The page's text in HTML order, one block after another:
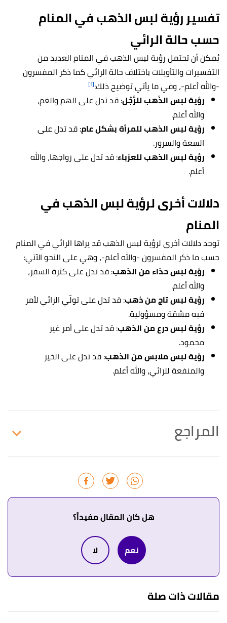
تفسير رؤية لبس الذهب في المنام
حسب حالة الرائي
يُمكن أن تحتمل رؤية لبس الذهب في المنام العديد من
التفسيرات والتأويلات باختلاف حالة الرائي كما ذكر المفسرون
-والله أعلم-، وفي ما يأتي توضيح ذلك:[١]
رؤية لبس الذَهب للرَّجُل: قد تدل على الهم والغم،
والله أعلم.
رؤية لبس الذهب للمرأة بشكل عام: قد تدل على
السعة والسرور.
رؤية لبس الذهب للعزباء: قد تدل على زواجها، والله
أعلم.
دلالات أخرى لرؤية لبس الذهب في
المنام
توجد دلالات أخرى لرؤية لبس الذهب قد يراها الرائي في المنام
حسب ما ذكر المفسرون -والله أعلم-، وهي على النحو الآتي:
رؤية لبس حذاء من الذهب: قد تدل على كثرة السفر،
والله أعلم.
رؤية لبس تاج من ذهب: قد تدل على تولّي الرائي لأمر
فيه مشقة ومسؤولية.
رؤية لبس درع من الذهب: قد تدل على أمر غير
محمود.
رؤية لبس ملابس من الذهب: قد تدل على الخير
والمنفعة للرائي، والله أعلم.
المراجع
↑"مدى علاقة تفسير الحلم بوقوعه"،إسلام ويب، اطّلع
رواه الإمام مسلم، في صحيح مسلم، عن جابر بن عبد
الله، الصفحة أو الرقم: 2262، حديث صحيح.
↑"آداب الرؤى وتفسير الأحلام"،إسلام سؤال وجواب،
↑عبد الغني النابلسي،تعطير الأنام في تعبير المنام،
هل كان المقال مفيداً؟
نعم لا
مقالات ذات صلة